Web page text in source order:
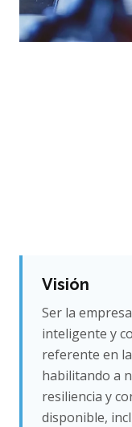
Visión
Ser la
inteligente y
referente en
habilitando a
resiliencia y
disponible,